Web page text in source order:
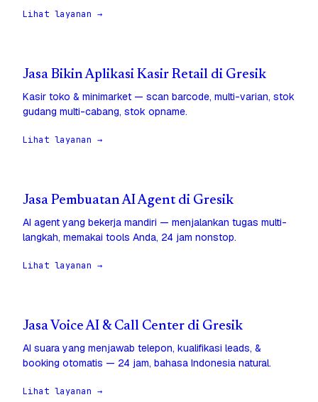
Lihat layanan →
Jasa Bikin Aplikasi Kasir Retail di Gresik
Kasir toko & minimarket — scan barcode, multi-varian, stok
gudang multi-cabang, stok opname.
Lihat layanan →
Jasa Pembuatan AI Agent di Gresik
AI agent yang bekerja mandiri — menjalankan tugas multi-
langkah, memakai tools Anda, 24 jam nonstop.
Lihat layanan →
Jasa Voice AI & Call Center di Gresik
AI suara yang menjawab telepon, kualifikasi leads, &
booking otomatis — 24 jam, bahasa Indonesia natural.
Lihat layanan →